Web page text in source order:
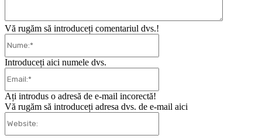
Vă rugăm să introduceți comentariul dvs.!
Introduceți aici numele dvs.
Ați introdus o adresă de e-mail incorectă!
Vă rugăm să introduceți adresa dvs. de e-mail aici